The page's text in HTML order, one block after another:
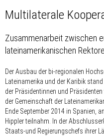
Multilaterale
Zusammenarbeit zwischen
lateinamerikanischen
Der Ausbau der bi-regionalen
Lateinamerika und der Karibik
der Präsidentinnen und
der Gemeinschaft der
Ende September 2014 in Spanien,
Hippler teilnahm. In der
Staats-und Regierungschefs ihrer